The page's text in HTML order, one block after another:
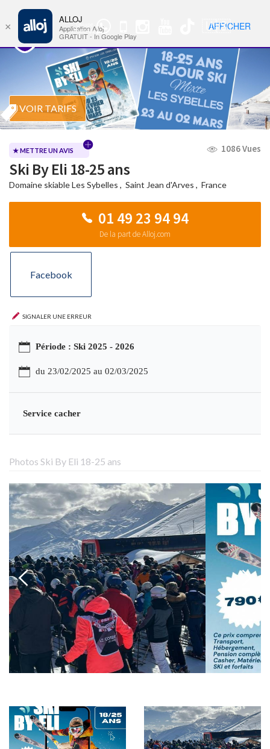
Groupe
WhatsApp
🇺🇸 Nav
VOIR TARIFS
★ METTRE UN AVIS 1086 Vues
Ski By Eli 18-25 ans
Domaine skiable Les Sybelles , Saint Jean d'Arves , France
01 49 23 94 94
De la part de Alloj.com
Facebook
Signaler une erreur
Période : Ski 2025 - 2026
du 23/02/2025 au 02/03/2025
Service cacher
Photos Ski By Eli 18-25 ans
×
ALLOJ
Application Alloj
GRATUIT - In Google Play
AFFICHER